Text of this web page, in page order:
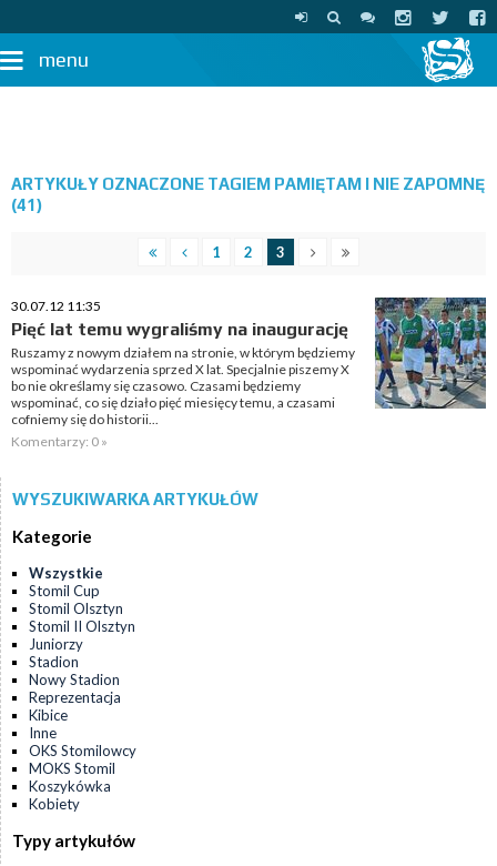
menu
ARTYKUŁY OZNACZONE TAGIEM PAMIĘTAM I NIE ZAPOMNĘ
(41)
1 2 3
30.07.12 11:35
Pięć lat temu wygraliśmy na inaugurację
Ruszamy z nowym działem na stronie, w którym będziemy
wspominać wydarzenia sprzed X lat. Specjalnie piszemy X
bo nie określamy się czasowo. Czasami będziemy
wspominać, co się działo pięć miesięcy temu, a czasami
cofniemy się do historii...
Komentarzy: 0 »
WYSZUKIWARKA ARTYKUŁÓW
Kategorie
Wszystkie
Stomil Cup
Stomil Olsztyn
Stomil II Olsztyn
Juniorzy
Stadion
Nowy Stadion
Reprezentacja
Kibice
Inne
OKS Stomilowcy
MOKS Stomil
Koszykówka
Kobiety
Typy artykułów